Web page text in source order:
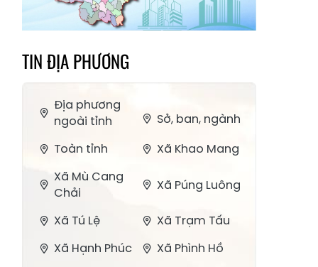
TIN ĐỊA PHƯƠNG
Địa phương
ngoài tỉnh
Sở, ban, ngành
Toàn tỉnh
Xã Khao Mang
Xã Mù Cang
Chải
Xã Púng Luông
Xã Tú Lệ
Xã Trạm Tấu
Xã Hạnh Phúc
Xã Phình Hồ